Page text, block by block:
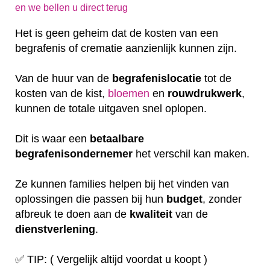
en we bellen u direct terug
Het is geen geheim dat de kosten van een
begrafenis of crematie aanzienlijk kunnen zijn.
Van de huur van de begrafenislocatie tot de
kosten van de kist, bloemen en rouwdrukwerk,
kunnen de totale uitgaven snel oplopen.
Dit is waar een betaalbare
begrafenisondernemer het verschil kan maken.
Ze kunnen families helpen bij het vinden van
oplossingen die passen bij hun budget, zonder
afbreuk te doen aan de kwaliteit van de
dienstverlening.
✅ TIP: ( Vergelijk altijd voordat u koopt )